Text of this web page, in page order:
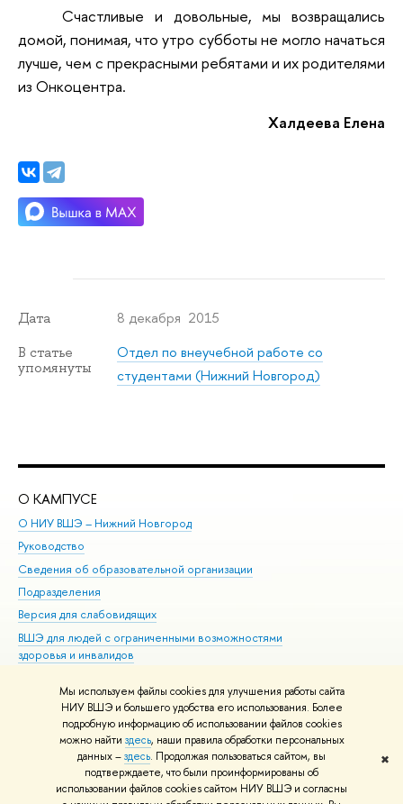
Мы используем файлы cookies для улучшения работы сайта
НИУ ВШЭ и большего удобства его использования. Более
подробную информацию об использовании файлов cookies
можно найти здесь, наши правила обработки персональных
данных –здесь. Продолжая пользоваться сайтом, вы
подтверждаете, что были проинформированы об
использовании файлов cookies сайтом НИУ ВШЭ и согласны
✖
Счастливые и довольные, мы возвращались
домой, понимая, что утро субботы не могло начаться
лучше, чем с прекрасными ребятами и их родителями
из Онкоцентра.
Халдеева Елена
Дата 8 декабря 2015
В статье
упомянуты
Отдел по внеучебной работе со
студентами (Нижний Новгород)
О КАМПУСЕ
О НИУ ВШЭ – Нижний Новгород
Руководство
Сведения об образовательной организации
Подразделения
Версия для слабовидящих
ВШЭ для людей с ограниченными возможностями
здоровья и инвалидов
© НИУ ВШЭ 1993–2026 Адреса и контакты Условия использования